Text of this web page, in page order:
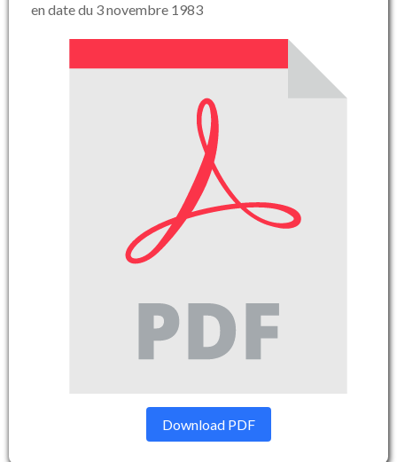
en date du 3 novembre 1983
Download PDF